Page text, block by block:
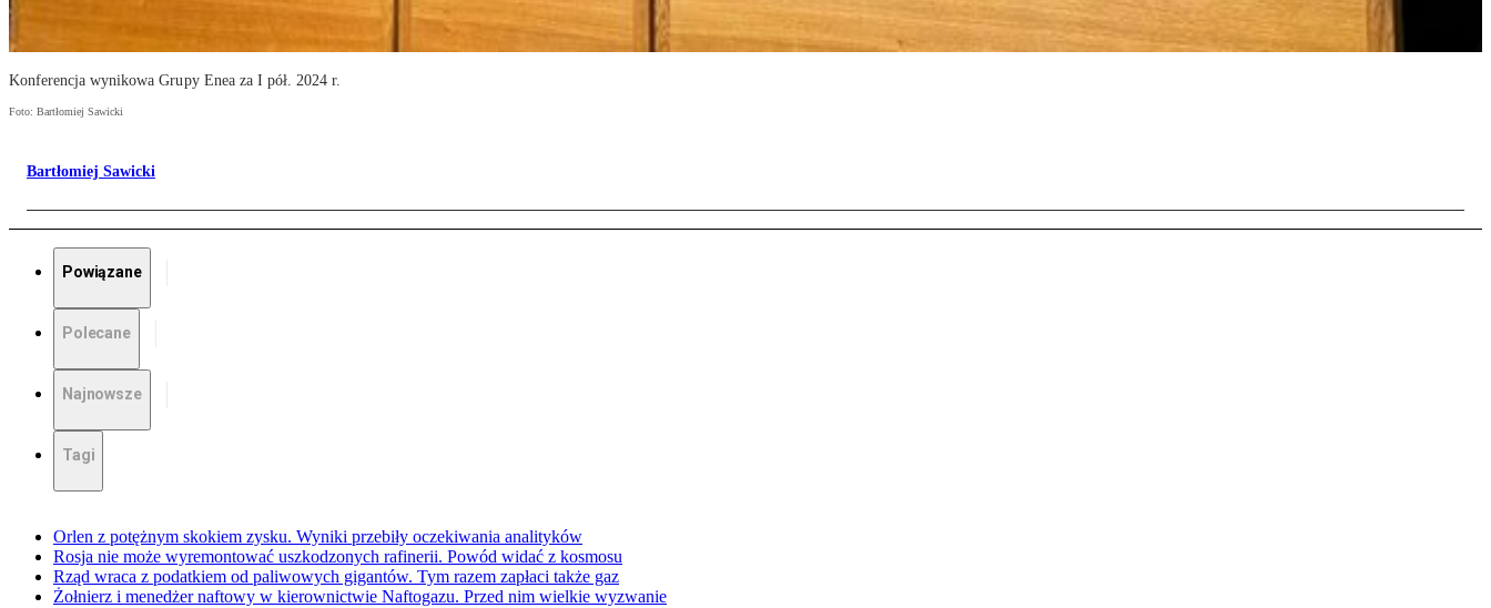
Konferencja wynikowa Grupy Enea za I pół. 2024 r.
Foto: Bartłomiej Sawicki
Bartłomiej Sawicki
Powiązane
Polecane
Najnowsze
Tagi
Orlen z potężnym skokiem zysku. Wyniki przebiły oczekiwania analityków
Rosja nie może wyremontować uszkodzonych rafinerii. Powód widać z kosmosu
Rząd wraca z podatkiem od paliwowych gigantów. Tym razem zapłaci także gaz
Żołnierz i menedżer naftowy w kierownictwie Naftogazu. Przed nim wielkie wyzwanie